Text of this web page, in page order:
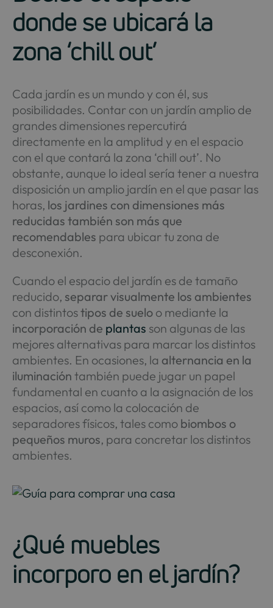
donde se ubicará la
zona ‘chill out’
Cada jardín es un mundo y con él, sus
posibilidades. Contar con un jardín amplio de
grandes dimensiones repercutirá
directamente en la amplitud y en el espacio
con el que contará la zona ‘chill out’. No
obstante, aunque lo ideal sería tener a nuestra
disposición un amplio jardín en el que pasar las
horas, los jardines con dimensiones más
reducidas también son más que
recomendables para ubicar tu zona de
desconexión.
Cuando el espacio del jardín es de tamaño
reducido, separar visualmente los ambientes
con distintostipos de sueloo mediante la
incorporación de plantas son algunas de las
mejores alternativas para marcar los distintos
ambientes. En ocasiones, la alternancia en la
iluminación también puede jugar un papel
fundamental en cuanto a la asignación de los
espacios, así como la colocación de
separadores físicos, tales como biombos o
pequeños muros, para concretar los distintos
ambientes.
¿Qué muebles
incorporo en el jardín?